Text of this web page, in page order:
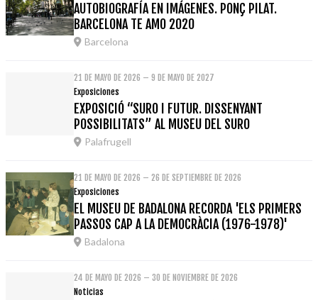
AUTOBIOGRAFÍA EN IMÁGENES. PONÇ PILAT.
BARCELONA TE AMO 2020
Barcelona
21 DE MAYO DE 2026 – 9 DE MAYO DE 2027
Exposiciones
EXPOSICIÓ “SURO I FUTUR. DISSENYANT
POSSIBILITATS” AL MUSEU DEL SURO
Palafrugell
21 DE MAYO DE 2026 – 26 DE SEPTIEMBRE DE 2026
Exposiciones
EL MUSEU DE BADALONA RECORDA 'ELS PRIMERS
PASSOS CAP A LA DEMOCRÀCIA (1976-1978)'
Badalona
24 DE MAYO DE 2026 – 30 DE NOVIEMBRE DE 2026
Noticias